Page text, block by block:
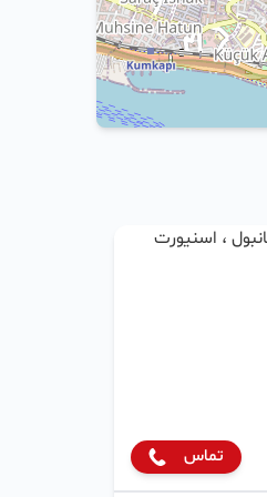
تماس